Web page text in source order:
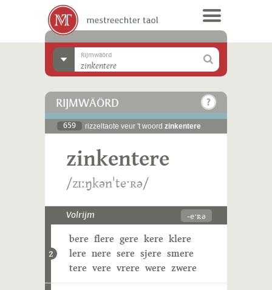
Rijmwäörd
RIJMWÄÖRD
659 rizzeltaote veur 't woord zinkentere
zinkentere
/zɪːŋkənˈteˑʀə/
Volrijm -eˑʀə
2
bere flere gere kere klere
lere nere sere sjere smere
tere vere vrere were zwere